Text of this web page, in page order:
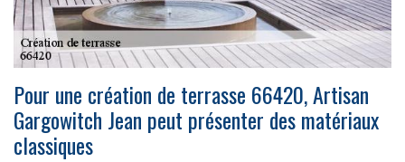
Pour une création de terrasse 66420, Artisan
Gargowitch Jean peut présenter des matériaux
classiques